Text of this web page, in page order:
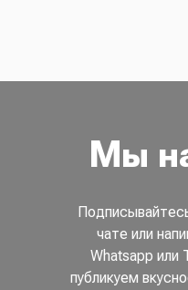
Мы
чате или
Whatsapp или
публикуем